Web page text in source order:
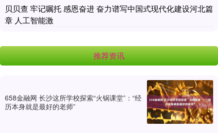
贝贝查 牢记嘱托 感恩奋进 奋力谱写中国式现代化建设河北篇
章 人工智能激
推荐资讯
658金融网 长沙这所学校探索“火锅课堂”：“经
历本身就是最好的老师”